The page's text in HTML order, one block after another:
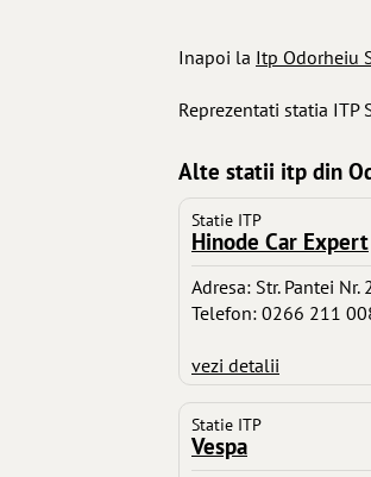
Inapoi la Itp Odorheiu
Reprezentati statia ITP
Alte statii itp din
Statie ITP
Hinode Car Expert
Adresa: Str. Pantei
Telefon: 0266 211
vezi detalii
Statie ITP
Vespa